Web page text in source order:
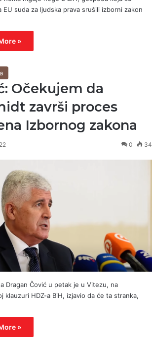
EU suda za ljudska prava srušili izborni zakon
»
Očekujem da
završi proces
Izbornog zakona
0 34
Dragan Čović u petak je u Vitezu, na
klauzuri HDZ-a BiH, izjavio da će ta stranka,
»